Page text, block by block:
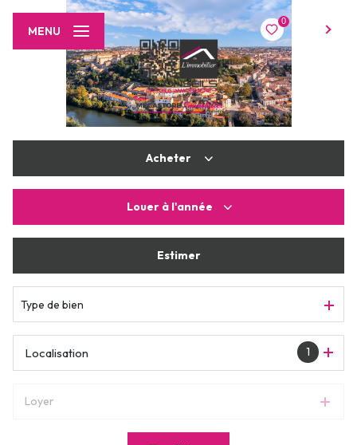
0
MENU
Acheter
Louer à l'année
Estimer
Type de bien
1
Localisation
Loyer